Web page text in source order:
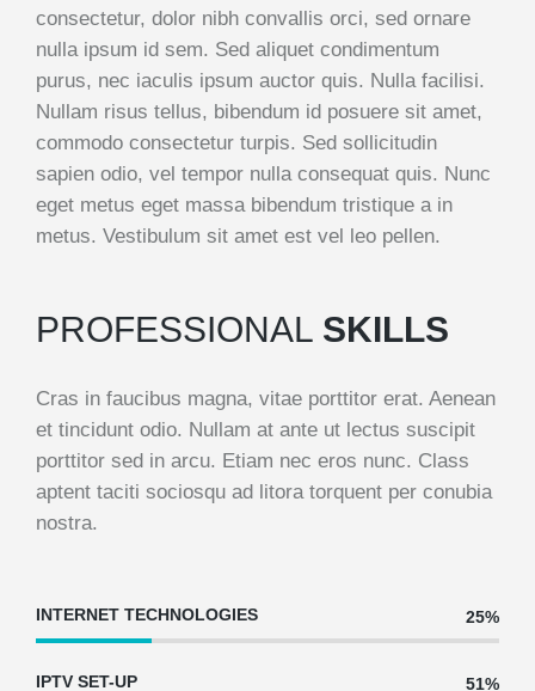
consectetur, dolor nibh convallis orci, sed ornare
nulla ipsum id sem. Sed aliquet condimentum
purus, nec iaculis ipsum auctor quis. Nulla facilisi.
Nullam risus tellus, bibendum id posuere sit amet,
commodo consectetur turpis. Sed sollicitudin
sapien odio, vel tempor nulla consequat quis. Nunc
eget metus eget massa bibendum tristique a in
metus. Vestibulum sit amet est vel leo pellen.
PROFESSIONAL SKILLS
Cras in faucibus magna, vitae porttitor erat. Aenean
et tincidunt odio. Nullam at ante ut lectus suscipit
porttitor sed in arcu. Etiam nec eros nunc. Class
aptent taciti sociosqu ad litora torquent per conubia
nostra.
INTERNET TECHNOLOGIES 25%
IPTV SET-UP 51%